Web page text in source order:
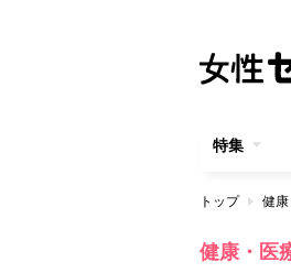
特集
トップ 健
健康・医